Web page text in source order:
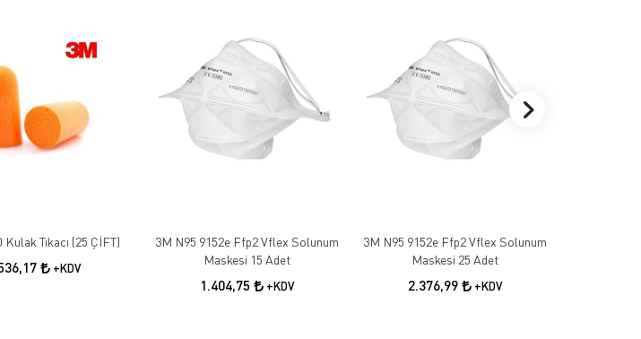
Kulak Tıkacı (25 ÇİFT)
+KDV
3M N95 9152e Ffp2 Vflex Solunum
Maskesi 15 Adet
1.404,75 +KDV
3M N95 9152e Ffp2 Vflex Solunum
Maskesi 25 Adet
2.376,99 +KDV